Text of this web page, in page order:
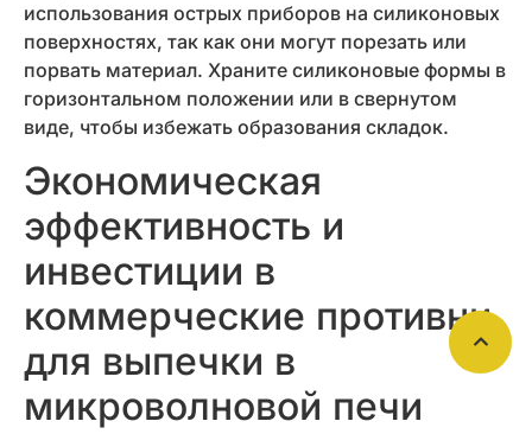
использования острых приборов на силиконовых
поверхностях, так как они могут порезать или
порвать материал. Храните силиконовые формы в
горизонтальном положении или в свернутом
виде, чтобы избежать образования складок.
Экономическая
эффективность и
инвестиции в
коммерческие противни
для выпечки в
микроволновой печи